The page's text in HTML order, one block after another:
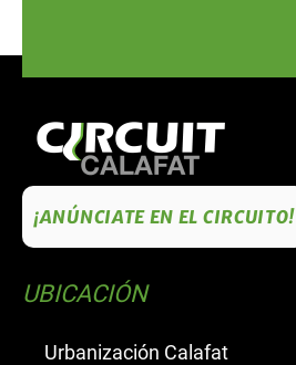
¡ANÚNCIATE EN EL CIRCUITO!
UBICACIÓN
Urbanización Calafat